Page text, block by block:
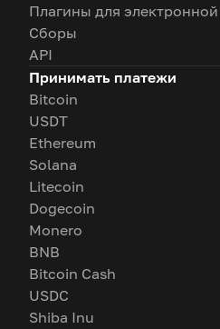
Плагины для
Сборы
API
Принимать платежи
Bitcoin
USDT
Ethereum
Solana
Litecoin
Dogecoin
Monero
BNB
Bitcoin Cash
USDC
Shiba Inu